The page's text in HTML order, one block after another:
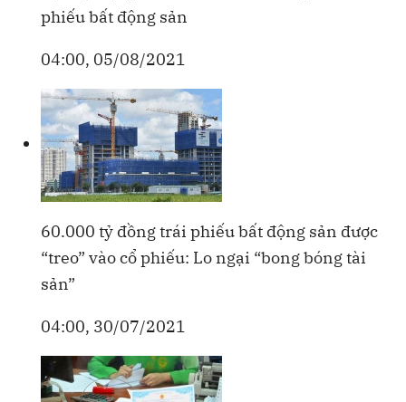
phiếu bất động sản
04:00, 05/08/2021
60.000 tỷ đồng trái phiếu bất động sản được
“treo” vào cổ phiếu: Lo ngại “bong bóng tài
sản”
04:00, 30/07/2021